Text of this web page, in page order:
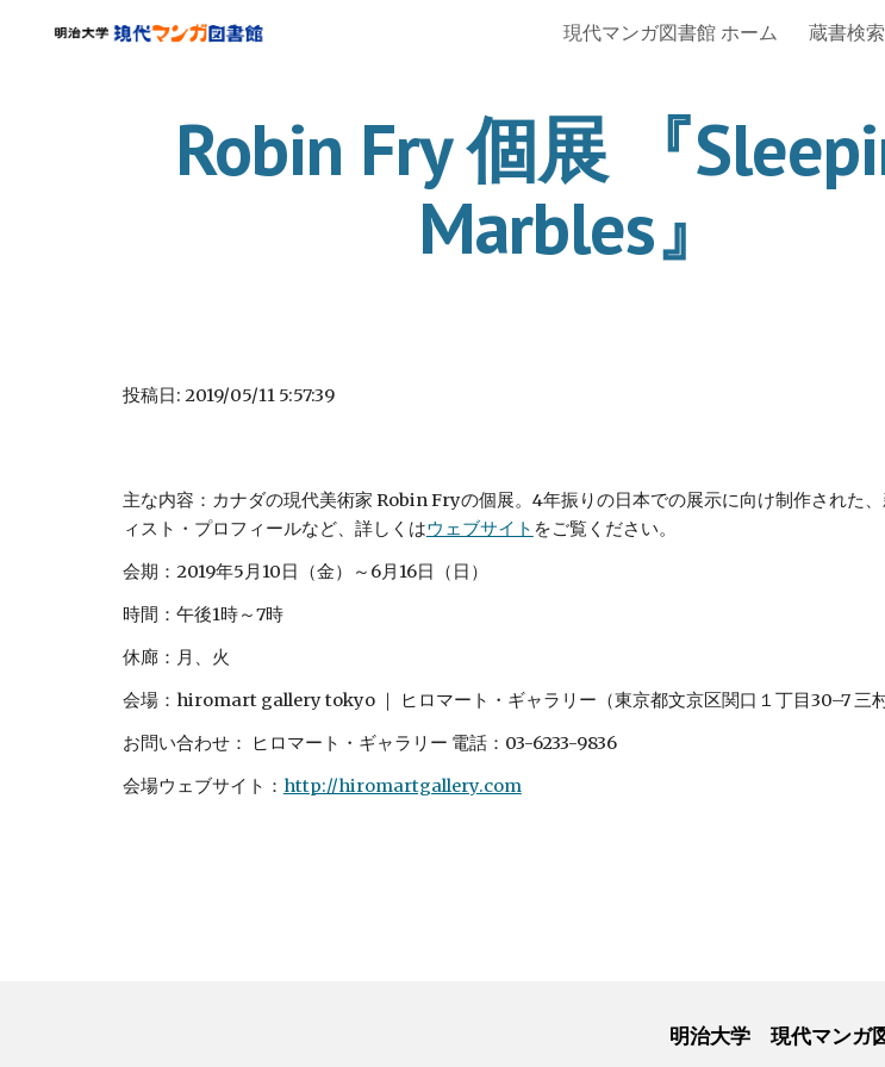
Skip to main content
現代マンガ図書館 ホーム 蔵書検索
Robin Fry 個展 『
Marbles』
投稿日: 2019/05/11 5:57:39
主な内容：カナダの現代美術家 Robin Fryの個展。4年振りの日本での展示に向け制作された
ィスト・プロフィールなど、詳しくはウェブサイト をご覧ください。
会期：2019年5月10日（金）～6月16日（日）
時間：午後1時～7時
休廊：月、火
会場：hiromart gallery tokyo ｜ ヒロマート・ギャラリー（東京都文京区関口１丁目30–7 三村
お問い合わせ： ヒロマート・ギャラリー 電話：03-6233-9836
会場ウェブサイト： http://hiromartgallery.com
明治大学 現代マンガ